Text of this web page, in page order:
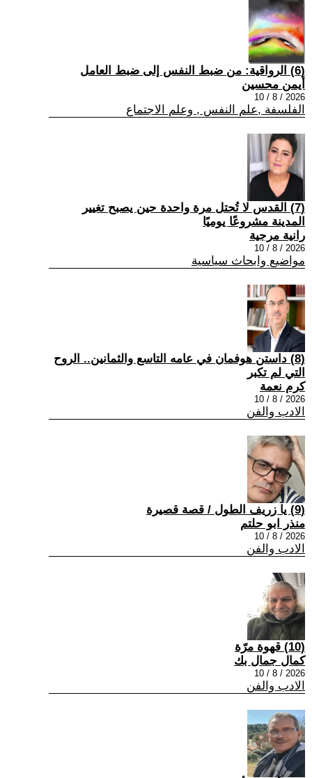
(6) الرواقية: من ضبط النفس إلى ضبط العامل
أيمن محسين
2026 / 8 / 10
الفلسفة ,علم النفس , وعلم الاجتماع
(7) القدس لا تُحتل مرة واحدة حين يصبح تغيير
المدينة مشروعًا يوميًا
رانية مرجية
2026 / 8 / 10
مواضيع وابحاث سياسية
(8) داستن هوفمان في عامه التاسع والثمانين.. الروح
التي لم تكبر
كرم نعمة
2026 / 8 / 10
الادب والفن
(9) يا زريف الطول / قصة قصيرة
منذر ابو حلتم
2026 / 8 / 10
الادب والفن
(10) قهوة مرّة
كمال جمال بك
2026 / 8 / 10
الادب والفن